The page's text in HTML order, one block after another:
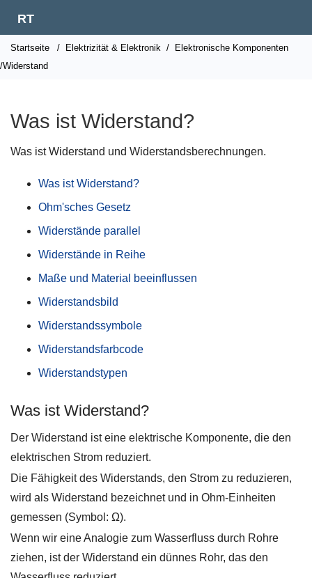
RT
Startseite / Elektrizität & Elektronik /
Elektronische Komponenten
/Widerstand
Was ist Widerstand?
Was ist Widerstand und Widerstandsberechnungen.
Was ist Widerstand?
Ohm'sches Gesetz
Widerstände parallel
Widerstände in Reihe
Maße und Material beeinflussen
Widerstandsbild
Widerstandssymbole
Widerstandsfarbcode
Widerstandstypen
Was ist Widerstand?
Der Widerstand ist eine elektrische Komponente, die den
elektrischen Strom reduziert.
Die Fähigkeit des Widerstands, den Strom zu reduzieren,
wird als Widerstand bezeichnet und in Ohm-Einheiten
gemessen (Symbol: Ω).
Wenn wir eine Analogie zum Wasserfluss durch Rohre
ziehen, ist der Widerstand ein dünnes Rohr, das den